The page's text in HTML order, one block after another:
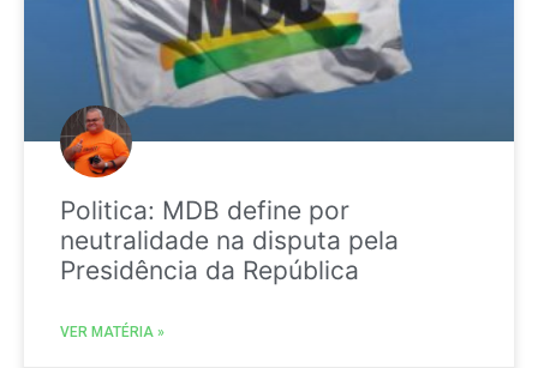
Politica: MDB define por
neutralidade na disputa pela
Presidência da República
VER MATÉRIA »